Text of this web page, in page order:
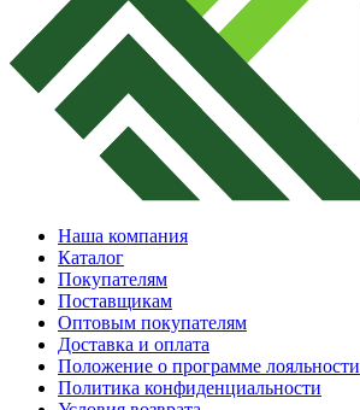
Наша компания
Каталог
Покупателям
Поставщикам
Оптовым покупателям
Доставка и оплата
Положение о программе лояльности
Политика конфиденциальности